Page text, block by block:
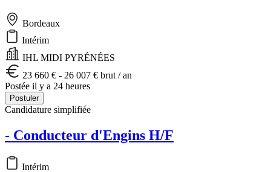
Bordeaux
Intérim
IHL MIDI PYRÉNÉES
23 660 € - 26 007 € brut / an
Postée il y a 24 heures
Postuler
Candidature simplifiée
- Conducteur d'Engins H/F
Intérim